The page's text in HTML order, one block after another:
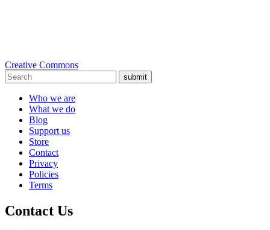
Creative Commons
submit
Who we are
What we do
Blog
Support us
Store
Contact
Privacy
Policies
Terms
Contact Us